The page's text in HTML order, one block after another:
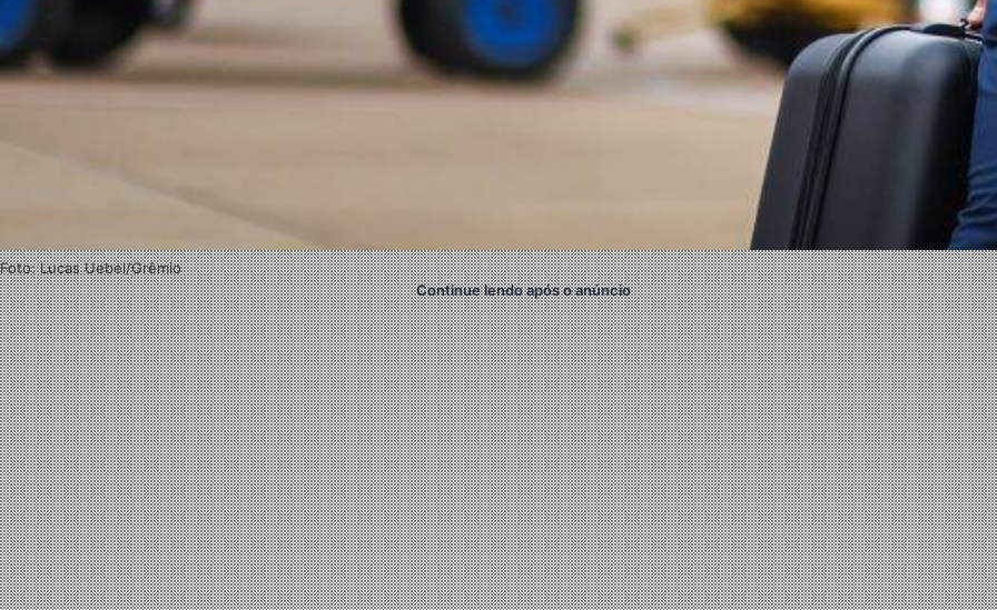
Foto: Lucas Uebel/Grêmio
Continue lendo após o anúncio